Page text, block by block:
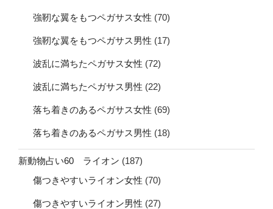
強靭な翼をもつペガサス女性 (70)
強靭な翼をもつペガサス男性 (17)
波乱に満ちたペガサス女性 (72)
波乱に満ちたペガサス男性 (22)
落ち着きのあるペガサス女性 (69)
落ち着きのあるペガサス男性 (18)
新動物占い60 ライオン (187)
傷つきやすいライオン女性 (70)
傷つきやすいライオン男性 (27)